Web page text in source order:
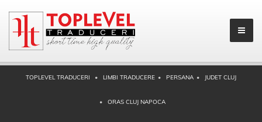
TOPLEVEL TRADUCERI LIMBI TRADUCERE PERSANA JUDET CLUJ
ORAS CLUJ NAPOCA